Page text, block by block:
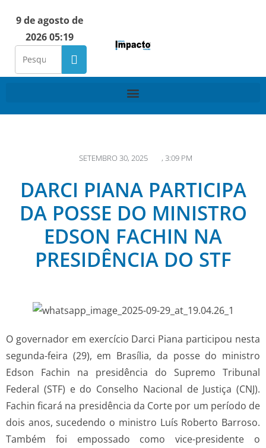
9 de agosto de
2026 05:19
SETEMBRO 30, 2025 , 3:09 PM
DARCI PIANA PARTICIPA
DA POSSE DO MINISTRO
EDSON FACHIN NA
PRESIDÊNCIA DO STF
O governador em exercício Darci Piana participou nesta
segunda-feira (29), em Brasília, da posse do ministro
Edson Fachin na presidência do Supremo Tribunal
Federal (STF) e do Conselho Nacional de Justiça (CNJ).
Fachin ficará na presidência da Corte por um período de
dois anos, sucedendo o ministro Luís Roberto Barroso.
Também foi empossado como vice-presidente o